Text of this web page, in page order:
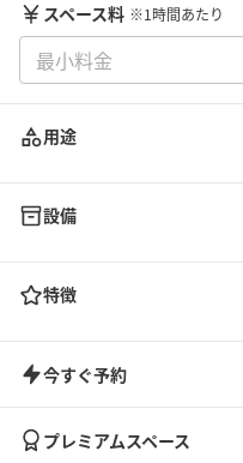
スペース料 ※1時間あたり
用途
設備
特徴
今すぐ予約
プレミアムスペース